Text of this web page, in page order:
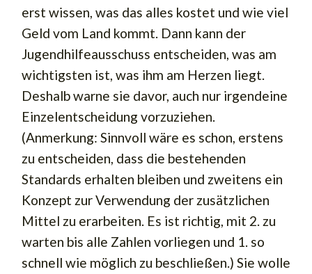
erst wissen, was das alles kostet und wie viel
Geld vom Land kommt. Dann kann der
Jugendhilfeausschuss entscheiden, was am
wichtigsten ist, was ihm am Herzen liegt.
Deshalb warne sie davor, auch nur irgendeine
Einzelentscheidung vorzuziehen.
(Anmerkung: Sinnvoll wäre es schon, erstens
zu entscheiden, dass die bestehenden
Standards erhalten bleiben und zweitens ein
Konzept zur Verwendung der zusätzlichen
Mittel zu erarbeiten. Es ist richtig, mit 2. zu
warten bis alle Zahlen vorliegen und 1. so
schnell wie möglich zu beschließen.) Sie wolle